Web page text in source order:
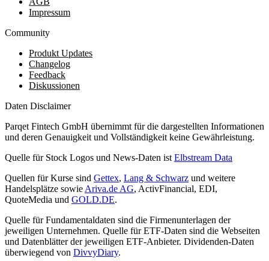
Impressum
Community
Produkt Updates
Changelog
Feedback
Diskussionen
Daten Disclaimer
Parqet Fintech GmbH übernimmt für die dargestellten Informationen
und deren Genauigkeit und Vollständigkeit keine Gewährleistung.
Quelle für Stock Logos und News-Daten ist Elbstream Data
Quellen für Kurse sind Gettex, Lang & Schwarz und weitere
Handelsplätze sowie Ariva.de AG, ActivFinancial, EDI,
QuoteMedia und GOLD.DE.
Quelle für Fundamentaldaten sind die Firmenunterlagen der
jeweiligen Unternehmen. Quelle für ETF-Daten sind die Webseiten
und Datenblätter der jeweiligen ETF-Anbieter. Dividenden-Daten
überwiegend von DivvyDiary.